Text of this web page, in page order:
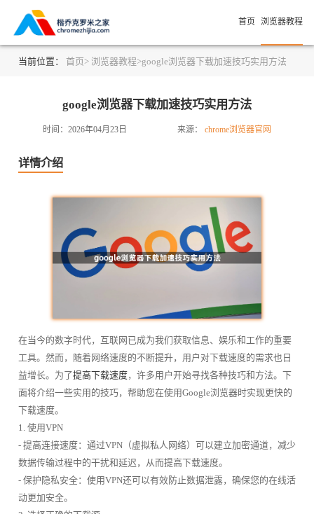
首页 浏览器教程
当前位置： 首页> 浏览器教程>google浏览器下载加速技巧实用方法
google浏览器下载加速技巧实用方法
时间：2026年04月23日 来源： chrome浏览器官网
详情介绍
在当今的数字时代，互联网已成为我们获取信息、娱乐和工作的重要
工具。然而，随着网络速度的不断提升，用户对下载速度的需求也日
益增长。为了提高下载速度，许多用户开始寻找各种技巧和方法。下
面将介绍一些实用的技巧，帮助您在使用Google浏览器时实现更快的
下载速度。
1. 使用VPN
- 提高连接速度：通过VPN（虚拟私人网络）可以建立加密通道，减少
数据传输过程中的干扰和延迟，从而提高下载速度。
- 保护隐私安全：使用VPN还可以有效防止数据泄露，确保您的在线活
动更加安全。